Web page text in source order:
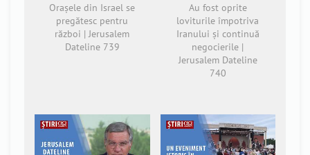
Orașele din Israel se
pregătesc pentru
război | Jerusalem
Dateline 739
Au fost oprite
loviturile împotriva
Iranului și continuă
negocierile |
Jerusalem Dateline
740